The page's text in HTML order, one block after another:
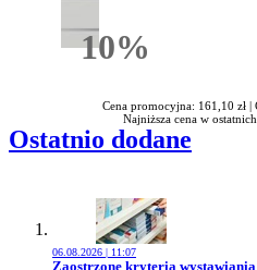
10%Rabatu
Cena promocyjna: 161,10 zł |
Najniższa cena w
Ostatnio dodane
06.08.2026 | 11:07
Przejdź do artykułu:
Zaostrzone kryteria